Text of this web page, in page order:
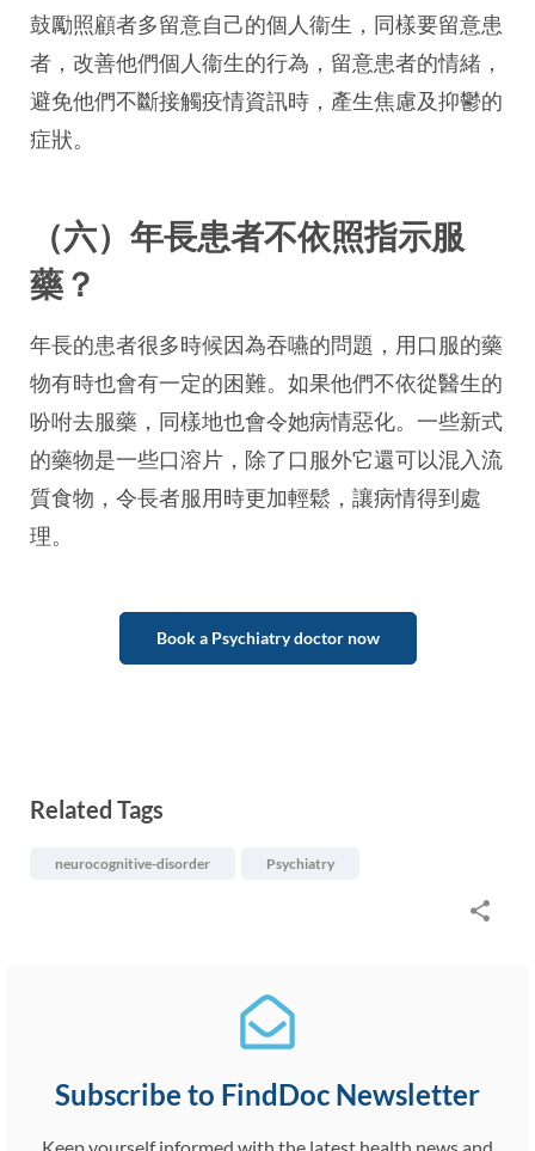
鼓勵照顧者多留意自己的個人衞生，同樣要留意患
者，改善他們個人衞生的行為，留意患者的情緒，
避免他們不斷接觸疫情資訊時，產生焦慮及抑鬱的
症狀。
（六）年長患者不依照指示服
藥？
年長的患者很多時候因為吞嚥的問題，用口服的藥
物有時也會有一定的困難。如果他們不依從醫生的
吩咐去服藥，同樣地也會令她病情惡化。一些新式
的藥物是一些口溶片，除了口服外它還可以混入流
質食物，令長者服用時更加輕鬆，讓病情得到處
理。
Book a Psychiatry doctor now
Related Tags
neurocognitive-disorder Psychiatry
Subscribe to FindDoc Newsletter